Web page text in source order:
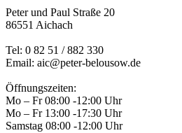
Peter und Paul Straße 20
86551 Aichach
Tel: 0 82 51 / 882 330
Email: aic@peter-belousow.de
Öffnungszeiten:
Mo – Fr 08:00 -12:00 Uhr
Mo – Fr 13:00 -17:30 Uhr
Samstag 08:00 -12:00 Uhr